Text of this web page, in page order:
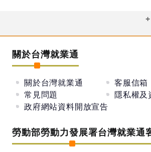
關於台灣就業通
關於台灣就業通
客服信箱
常見問題
隱私權及
政府網站資料開放宣告
勞動部勞動力發展署台灣就業通